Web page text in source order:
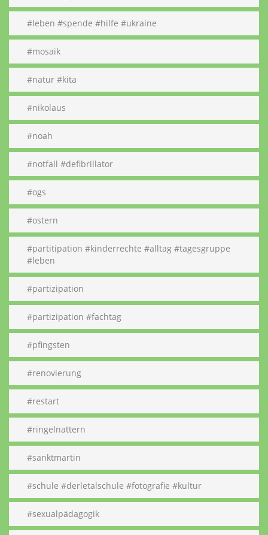
#leben #spende #hilfe #ukraine
#mosaik
#natur #kita
#nikolaus
#noah
#notfall #defibrillator
#ogs
#ostern
#partitipation #kinderrechte #alltag #tagesgruppe
#leben
#partizipation
#partizipation #fachtag
#pfingsten
#renovierung
#restart
#ringelnattern
#sanktmartin
#schule #derletalschule #fotografie #kultur
#sexualpädagogik